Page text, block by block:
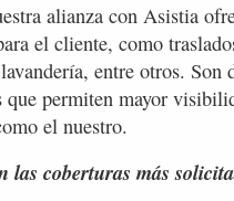
alianza con Asistia
el cliente, como
entre otros. Son
que permiten mayor
el nuestro.
las coberturas más